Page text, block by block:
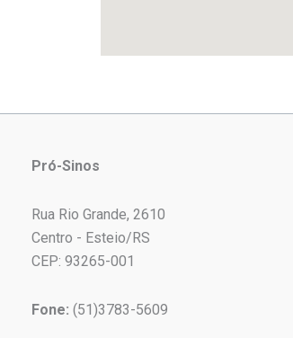
Pró-Sinos
Rua Rio Grande, 2610
Centro - Esteio/RS
CEP: 93265-001
Fone: (51)3783-5609